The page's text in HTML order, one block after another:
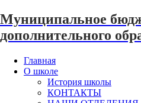
Муниципальное
дополнительного
Главная
О школе
История школы
КОНТАКТЫ